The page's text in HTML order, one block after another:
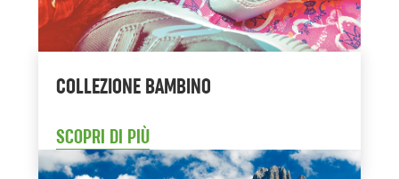
COLLEZIONE BAMBINO
SCOPRI DI PIÙ